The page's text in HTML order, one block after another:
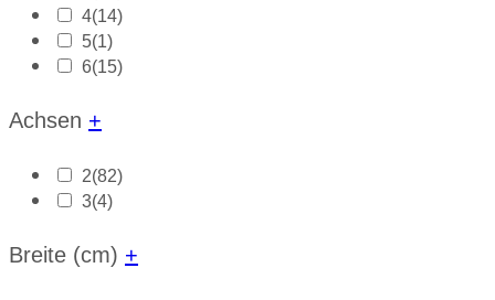
4(14)
5(1)
6(15)
Achsen +
2(82)
3(4)
Breite (cm) +